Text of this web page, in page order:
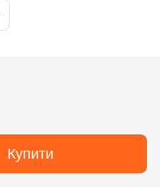
Купити